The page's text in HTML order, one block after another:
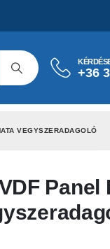
+36
VEGYSZERADAGOLÓ
Panel